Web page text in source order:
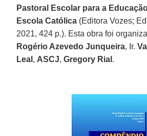
Pastoral Escolar para a
Escola Católica (Editora Vozes;
2021, 424 p.). Esta obra foi
Rogério Azevedo Junqueira, Ir.
Leal , ASCJ,Gregory Rial .